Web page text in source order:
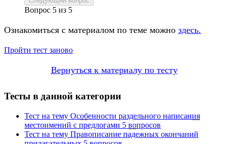
Вопрос 5 из 5
Ознакомиться с материалом по теме можно здесь.
Пройти тест заново
Вернуться к материалу по тесту
Тесты в данной категории
Тест на тему Особенности раздельного написания
местоимений с предлогами 5 вопросов
Тест на тему Правописание падежных окончаний